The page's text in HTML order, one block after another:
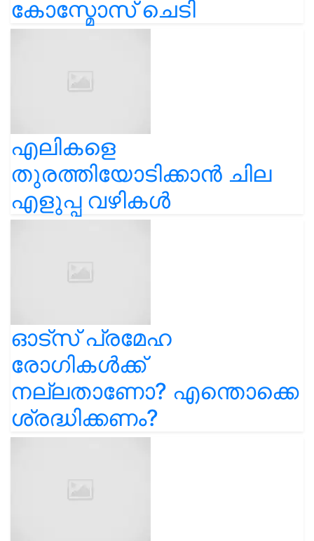
കോസ്മോസ് ചെടി
എലികളെ
തുരത്തിയോടിക്കാൻ ചില
എളുപ്പ വഴികൾ
ഓട്സ് പ്രമേഹ
രോഗികൾക്ക്
നല്ലതാണോ? എന്തൊക്കെ
ശ്രദ്ധിക്കണം?